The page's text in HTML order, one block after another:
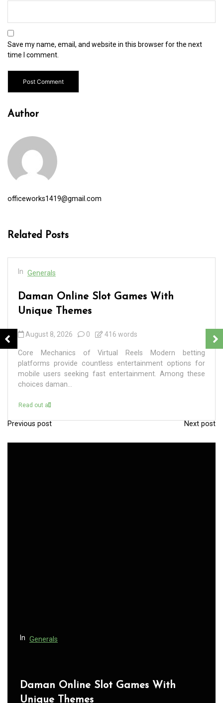
Save my name, email, and website in this browser for the next
time I comment.
Author
officeworks1419@gmail.com
Related Posts
In Generals
Daman Online Slot Games With
Unique Themes
August 8, 2026 0 416 words
Core Mechanics of Virtual Reels Modern betting
platforms provide countless entertainment options for
mobile users seeking fast entertainment. Among these
choices daman...
Read out all
P
o
Previous post Next post
In Generals
Daman Online Slot Games With
Unique Themes